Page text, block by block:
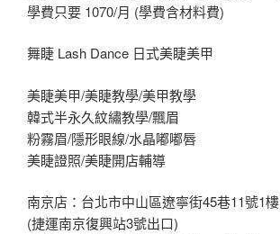
學費只要 1070/月 (學費含材料費)
舞睫 Lash Dance 日式美睫美甲
美睫美甲/美睫教學/美甲教學
韓式半永久紋繡教學/飄眉
粉霧眉/隱形眼線/水晶嘟嘟唇
美睫證照/美睫開店輔導
南京店：台北市中山區遼寧街45巷11號1樓
(捷運南京復興站3號出口)